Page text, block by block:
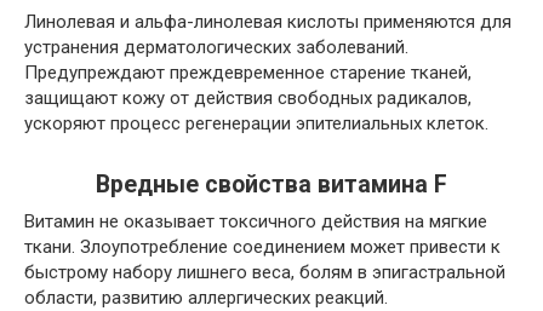
Линолевая и альфа-линолевая кислоты применяются для
устранения дерматологических заболеваний.
Предупреждают преждевременное старение тканей,
защищают кожу от действия свободных радикалов,
ускоряют процесс регенерации эпителиальных клеток.
Вредные свойства витамина F
Витамин не оказывает токсичного действия на мягкие
ткани. Злоупотребление соединением может привести к
быстрому набору лишнего веса, болям в эпигастральной
области, развитию аллергических реакций.